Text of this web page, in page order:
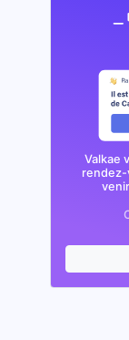
Valkae
rendez-